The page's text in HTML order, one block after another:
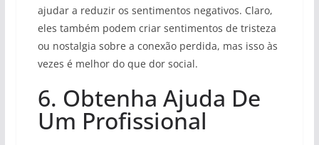
ajudar a reduzir os sentimentos negativos. Claro,
eles também podem criar sentimentos de tristeza
ou nostalgia sobre a conexão perdida, mas isso às
vezes é melhor do que dor social.
6. Obtenha Ajuda De
Um Profissional